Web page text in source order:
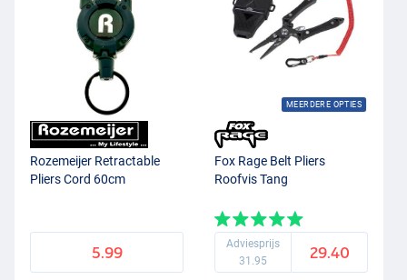
Rozemeijer Retractable
Pliers Cord 60cm
5.99
MEERDERE OPTIES
Fox Rage Belt Pliers
Roofvis Tang
Adviesprijs
31.95
29.40